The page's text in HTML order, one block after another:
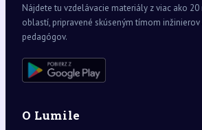
Nájdete tu vzdelávacie materiály z viac ako 20
oblastí, pripravené skúseným tímom inžinierov
pedagógov.
O Lumile